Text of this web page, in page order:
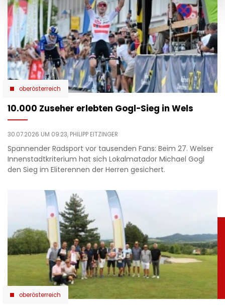
oberösterreich
10.000 Zuseher erlebten Gogl-Sieg in Wels
30.07.2026 UM 09:23, PHILIPP EITZINGER
Spannender Radsport vor tausenden Fans: Beim 27. Welser
Innenstadtkriterium hat sich Lokalmatador Michael Gogl
den Sieg im Eliterennen der Herren gesichert.
oberösterreich